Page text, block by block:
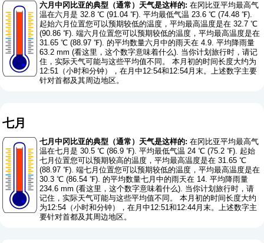
六月中冈比亚的典型（通常）天气是这样的: 在冈比亚平均最高气
温在六月是 32.8 ℃ (91.04 ℉). 平均最低气温 23.6 ℃ (74.48 ℉).
起始六月位置您可以预期较低的温度，平均最高温度是在 32.7 ℃
(90.86 ℉). 端六月位置您可以预期较低的温度，平均最高温度是在
31.65 ℃ (88.97 ℉). 的平均数量六月中的雨天在 4.9. 平均降雨量
63.2 mm (看这里，这个数字意味着什么). 当你计划旅行时，请记
住，实际天气可能与这些平均值不同。 本月初的时间长度大约为
12:51（小时和分钟），在月中12:54和12:54月末。上述数字主要
针对首都及其周边地区。
七月
七月中冈比亚的典型（通常）天气是这样的: 在冈比亚平均最高气
温在七月是 30.5 ℃ (86.9 ℉). 平均最低气温 24 ℃ (75.2 ℉). 起始
七月位置您可以预期较高的温度，平均最高温度是在 31.65 ℃
(88.97 ℉). 端七月位置您可以预期较低的温度，平均最高温度是在
30.3 ℃ (86.54 ℉). 的平均数量七月中的雨天在 14. 平均降雨量
234.6 mm (看这里，这个数字意味着什么). 当你计划旅行时，请
记住，实际天气可能与这些平均值不同。 本月初的时间长度大约
为12:54（小时和分钟），在月中12:51和12:44月末。上述数字主
要针对首都及其周边地区。